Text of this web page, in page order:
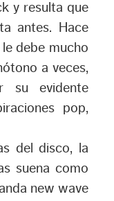
y resulta que
antes. Hace
debe mucho
a veces,
su evidente
pop,
del disco, la
suena como
new wave